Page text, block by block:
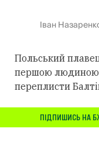
Іван
Польський
першою людиною,
переплисти
ПІДПИШИСЬ НА